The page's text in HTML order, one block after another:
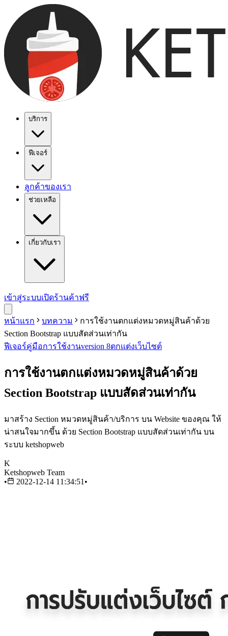
บริการ
ฟีเจอร์
ลูกค้าของเรา
ช่วยเหลือ
เกี่ยวกับเรา
เข้าสู่ระบบเปิดร้านค้าฟรี
หน้าแรก บทความ
การใช้งานตกแต่งหมวดหมู่สินค้าด้วย
Section Bootstrap แบบสัดส่วนเท่ากัน
ฟีเจอร์คู่มือการใช้งานversion 8ตกแต่งเว็บไซต์
การใช้งานตกแต่งหมวดหมู่สินค้าด้วย
Section Bootstrap แบบสัดส่วนเท่ากัน
มาสร้าง Section หมวดหมู่สินค้า/บริการ บน Website ของคุณ ให้
น่าสนใจมากขึ้น ด้วย Section Bootstrap แบบสัดส่วนเท่ากัน บน
ระบบ ketshopweb
K
Ketshopweb Team
•
2022-12-14 11:34:51 •